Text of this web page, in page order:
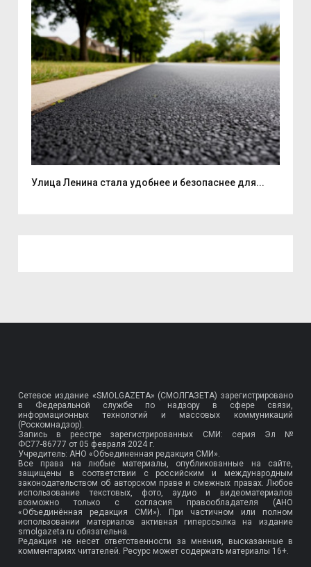
Улица Ленина стала удобнее и безопаснее для...
Сетевое издание «SMOLGAZETA» (СМОЛГАЗЕТА) зарегистрировано
в Федеральной службе по надзору в сфере связи,
информационных технологий и массовых коммуникаций
(Роскомнадзор).
Запись в реестре зарегистрированных СМИ: серия Эл №
ФС77-86777 от 05 февраля 2024 г.
Учредитель: АНО «Объединенная редакция СМИ».
Все права на любые материалы, опубликованные на сайте,
защищены в соответствии с российским и международным
законодательством об авторском праве и смежных правах. Любое
использование текстовых, фото, аудио и видеоматериалов
возможно только с согласия правообладателя (АНО
«Объединённая редакция СМИ»). При частичном или полном
использовании материалов активная гиперссылка на издание
smolgazeta.ru обязательна.
Редакция не несет ответственности за мнения, высказанные в
комментариях читателей. Ресурс может содержать материалы 16+.